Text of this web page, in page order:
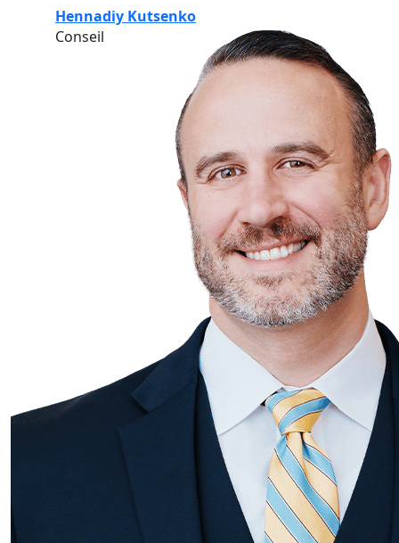
Hennadiy Kutsenko
Conseil